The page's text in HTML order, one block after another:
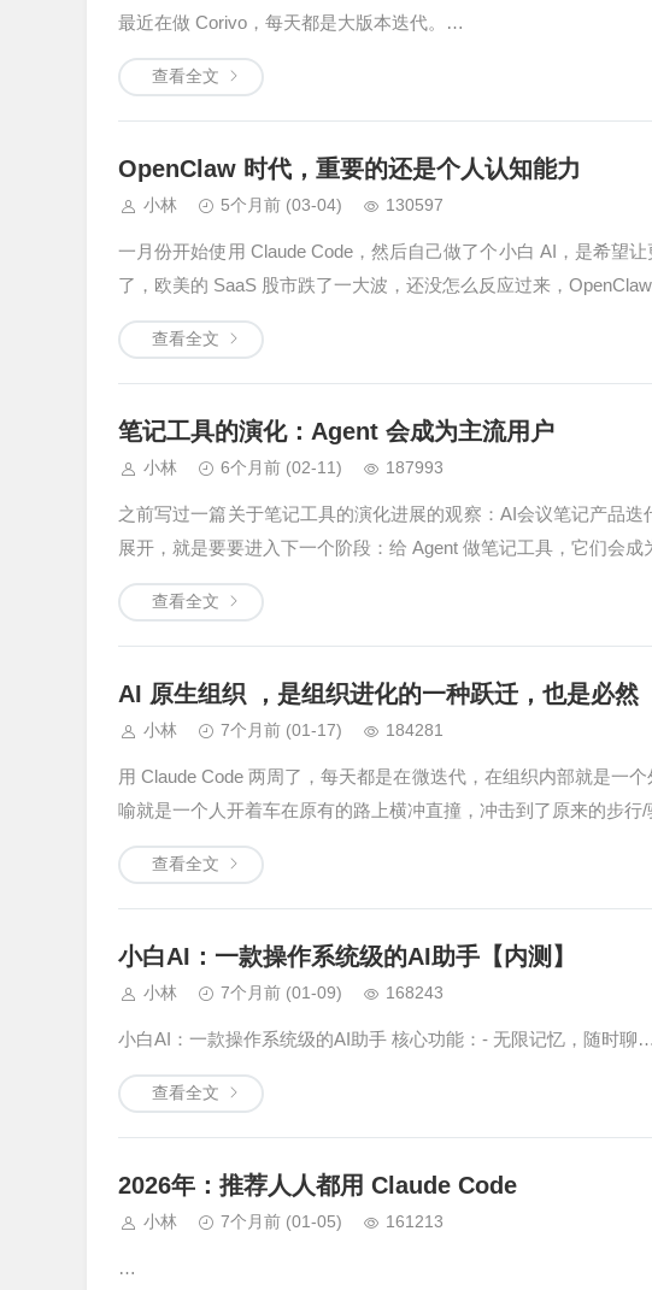
最近在做 Corivo，每天都是大版本迭代。…
查看全文
OpenClaw 时代，重要的还是个人认知能力
小林 5个月前 (03-04) 130597
一月份开始使用 Claude Code，然后自己做了个小白 AI，是希望
了，欧美的 SaaS 股市跌了一大波，还没怎么反应过来，
查看全文
笔记工具的演化：Agent 会成为主流用户
小林 6个月前 (02-11) 187993
之前写过一篇关于笔记工具的演化进展的观察：AI会议笔记产品
展开，就是要要进入下一个阶段：给 Agent 做笔记工具，它们会
查看全文
AI 原生组织 ，是组织进化的一种跃迁，也是必然
小林 7个月前 (01-17) 184281
用 Claude Code 两周了，每天都是在微迭代，在组织内部就是一
喻就是一个人开着车在原有的路上横冲直撞，冲击到了原来的步
查看全文
小白AI：一款操作系统级的AI助手【内测】
小林 7个月前 (01-09) 168243
小白AI：一款操作系统级的AI助手 核心功能：- 无限记忆，随时聊…
查看全文
2026年：推荐人人都用 Claude Code
小林 7个月前 (01-05) 161213
…